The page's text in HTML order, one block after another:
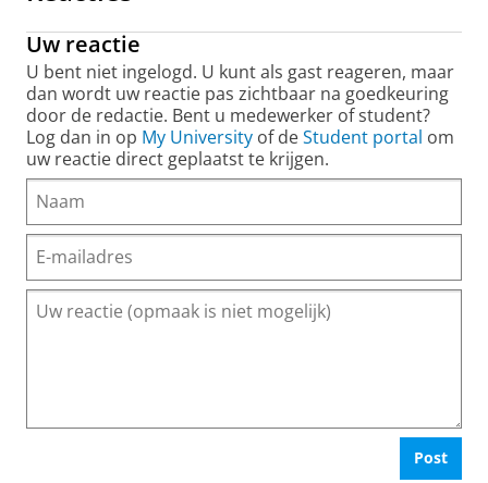
Uw reactie
U bent niet ingelogd. U kunt als gast reageren, maar
dan wordt uw reactie pas zichtbaar na goedkeuring
door de redactie. Bent u medewerker of student?
Log dan in op My University of deStudent portal om
uw reactie direct geplaatst te krijgen.
Post